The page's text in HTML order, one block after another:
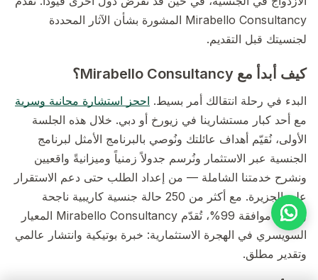
Mirabello Consultancy المشورة بشأن الآثار المحددة
لجنسيتك قبل التقديم.
كيف أبدأ مع Mirabello Consultancy؟
البدء في رحلة انتقالك أمر بسيط. احجز استشارة مجانية وسرية
مع أحد كبار مستشارينا في زيورخ أو دبي. خلال هذه الجلسة
الأولى، نُقيّم أهداف عائلتك ونُوصي بالبرنامج الأمثل لبرنامج
الجنسية عبر الاستثمار ونُرسم جدولاً زمنياً وميزانيةً واقعيين
ونشرح خدمتنا الشاملة — من إعداد الطلب حتى دعم الاستقرار
على الجزيرة. مع أكثر من 250 حالة جنسية كاريبية ناجحة
ومعدل موافقة 99%، تُقدّم Mirabello Consultancy المعيار
السويسري في الهجرة الاستثمارية: خبرة بوتيكية وانتشار عالمي
وتقدير مطلق.